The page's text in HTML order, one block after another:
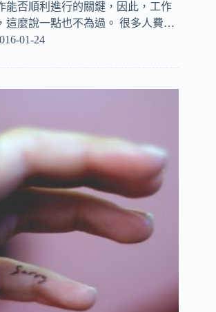
能否順利進行的關鍵，因此，工作
這麼說一點也不為過。 很多人費…
01-24